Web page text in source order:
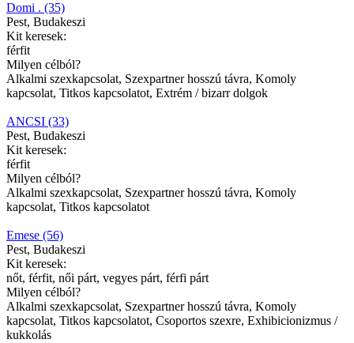
Domi . (35)
Pest, Budakeszi
Kit keresek:
férfit
Milyen célból?
Alkalmi szexkapcsolat, Szexpartner hosszú távra, Komoly
kapcsolat, Titkos kapcsolatot, Extrém / bizarr dolgok
ANCSI (33)
Pest, Budakeszi
Kit keresek:
férfit
Milyen célból?
Alkalmi szexkapcsolat, Szexpartner hosszú távra, Komoly
kapcsolat, Titkos kapcsolatot
Emese (56)
Pest, Budakeszi
Kit keresek:
nőt, férfit, női párt, vegyes párt, férfi párt
Milyen célból?
Alkalmi szexkapcsolat, Szexpartner hosszú távra, Komoly
kapcsolat, Titkos kapcsolatot, Csoportos szexre, Exhibicionizmus /
kukkolás